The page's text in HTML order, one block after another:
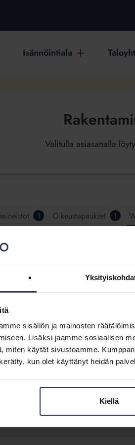
sisällön ja mainosten
Lisäksi jaamme sosiaalisen
miten käytät sivustoamme.
kun olet käyttänyt heidän
Kiellä
Isännöintiala
Valitulla asiasanalla
1 Oikeustapaukset 1
– Mitä isännöitsijän
Kirjaudu sisään
Kirjaudu sisään